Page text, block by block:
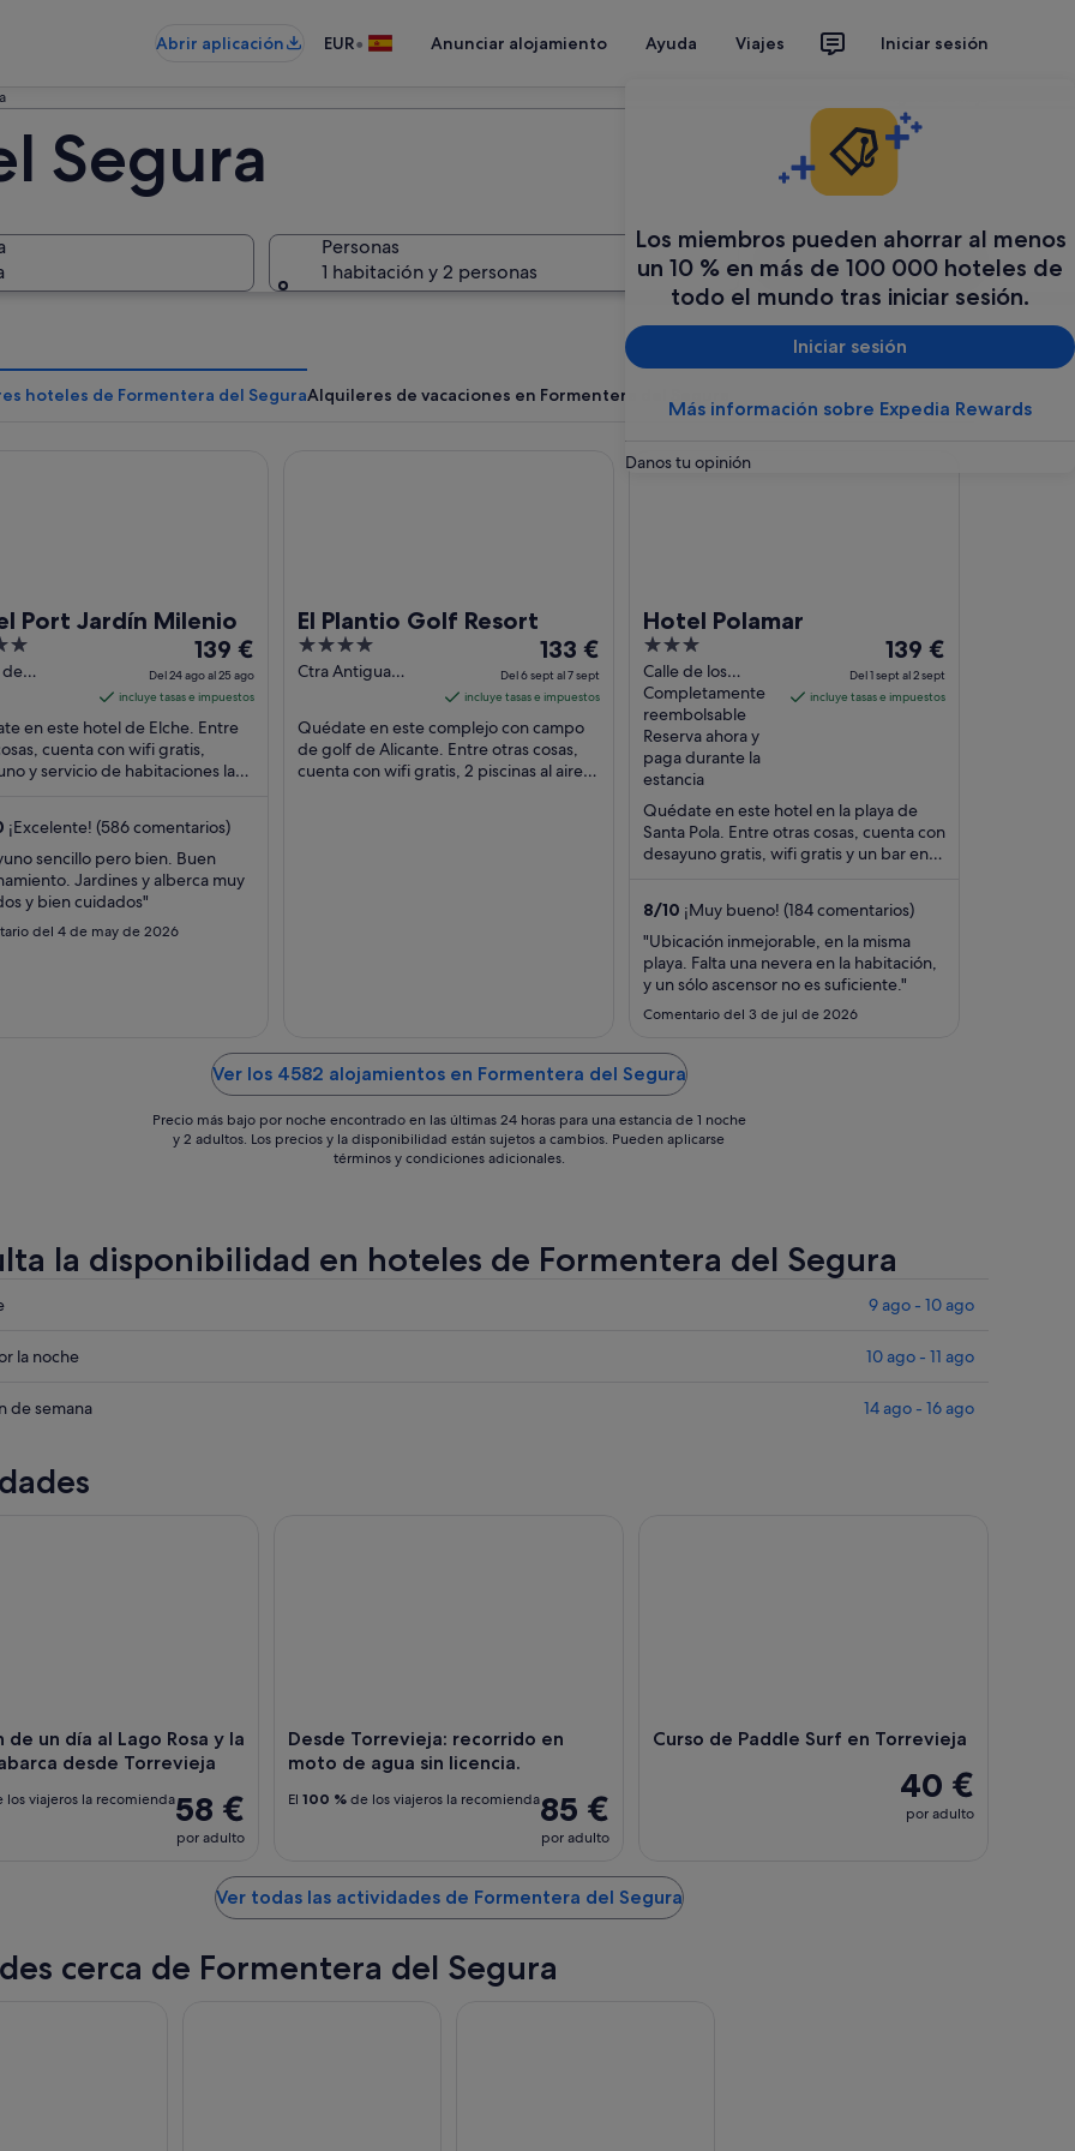
Abrir aplicación EUR• Anunciar alojamiento Ayuda Viajes Iniciar sesión
Los miembros pueden ahorrar al menos
un 10 % en más de 100 000 hoteles de
todo el mundo tras iniciar sesión.
Iniciar sesión
Más información sobre Expedia Rewards
Danos tu opinión
Segura
Personas
1 habitación y 2 personas
Buscar
hoteles de Formentera del SeguraAlquileres de vacaciones en Formentera del Segura
Port Jardín Milenio
de
El
precio
es
de
139 €
por
del
ago
139 €
Del 24 ago al 25 ago
incluye tasas e impuestos
en este hotel de Elche. Entre
cuenta con wifi gratis,
y servicio de habitaciones las
¡Excelente! (586 comentarios)
sencillo pero bien. Buen
Jardines y alberca muy
y bien cuidados"
del 4 de may de 2026
El Plantio Golf Resort
4
out
5
Ctra Antigua
Alicante Alicante
El
precio
es
de
133 €
por
133 €
Del 6 sept al 7 sept
incluye tasas e impuestos
Quédate en este complejo con campo
de golf de Alicante. Entre otras cosas,
cuenta con wifi gratis, 2 piscinas al aire
Hotel Polamar
3
out
of
5
Calle de los
Astilleros 12 Santa
Pola
Completamente
reembolsable
Reserva ahora y
paga durante la
estancia
El
precio
es
noche
del
1
al
2
sept
139 €
Del 1 sept al 2 sept
incluye tasas e impuestos
Quédate en este hotel en la playa de
Santa Pola. Entre otras cosas, cuenta con
desayuno gratis, wifi gratis y un bar en la
8/10 ¡Muy bueno! (184 comentarios)
"Ubicación inmejorable, en la misma
playa. Falta una nevera en la habitación,
y un sólo ascensor no es suficiente."
Comentario del 3 de jul de 2026
Hotel Polamar
Ver los 4582 alojamientos en Formentera del Segura
Precio más bajo por noche encontrado en las últimas 24 horas para una estancia de 1 noche
y 2 adultos. Los precios y la disponibilidad están sujetos a cambios. Pueden aplicarse
términos y condiciones adicionales.
la disponibilidad en hoteles de Formentera del Segura
9 ago - 10 ago
la noche 10 ago - 11 ago
de semana 14 ago - 16 ago
de un día al Lago Rosa y la
desde Torrevieja
58 €
por adulto
los viajeros la recomienda
Desde Torrevieja: recorrido en
moto de agua sin licencia.
85 €
por adulto
El 100 % de los viajeros la recomienda
Curso de Paddle Surf en Torrevieja
40 €
por adulto
Ver todas las actividades de Formentera del Segura
cerca de Formentera del Segura